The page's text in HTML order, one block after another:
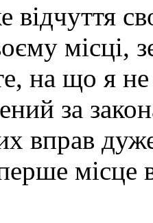
відчуття
місці,
на що я не
за
вправ
місце